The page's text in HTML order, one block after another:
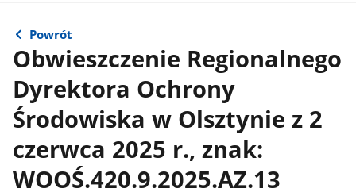
Powrót
Obwieszczenie Regionalnego
Dyrektora Ochrony
Środowiska w Olsztynie z 2
czerwca 2025 r., znak:
WOOŚ.420.9.2025.AZ.13